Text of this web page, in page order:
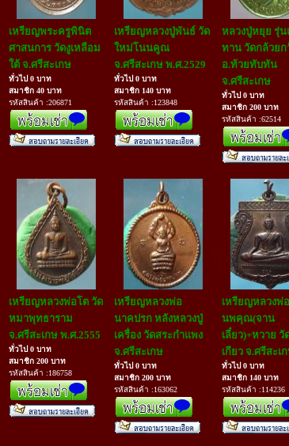
เหรียญพระครูพินิต
ศาสนการ วัดงูเหลือม
ใต้ จ.ศรีสะเกษ
ทั่วไป 0 บาท
สมาชิก 40 บาท
รหัสสินค้า :206871
เหรียญหลวงปู่พันธ์ วัด
ใหม่โนนคูณ
จ.ศรีสะเกษ พ.ศ.2529
ทั่วไป 0 บาท
สมาชิก 140 บาท
รหัสสินค้า :123848
หลวงปู่หยุย รุ่น
ทาน วัดกล้วยก
อ.ท้วยทับทัน
จ.ศรีสะเกษ
ทั่วไป 0 บาท
สมาชิก 200 บาท
รหัสสินค้า :62514
เหรียญหลวงพ่อโต วัด
หมาพุทธาราม
จ.ศรีสะเกษ พ.ศ.2555
ทั่วไป 0 บาท
สมาชิก 200 บาท
รหัสสินค้า :186758
เหรียญหลวงพ่อ
นาคปรก หลังหลวงปู่
เครื่อง วัดสระกำแพง
จ.ศรีสะเกษ
ทั่วไป 0 บาท
สมาชิก 200 บาท
รหัสสินค้า :163062
เหรียญหลวงพ่
นพคุณ(จาน
เลี๋ยว)+หวาย วั
เกียว จ.ศรีสะเ
ทั่วไป 0 บาท
สมาชิก 140 บาท
รหัสสินค้า :114236